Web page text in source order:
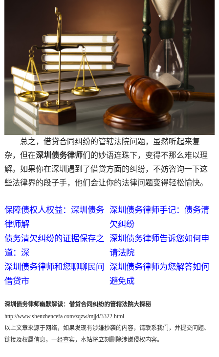
总之，借贷合同纠纷的管辖法院问题，虽然听起来复
杂，但在深圳债务律师们的妙语连珠下，变得不那么难以理
解。如果你在深圳遇到了借贷方面的纠纷，不妨咨询一下这
些法律界的段子手，他们会让你的法律问题变得轻松愉快。
保障债权人权益：深圳债务
律师解
深圳债务律师手记：债务清
欠纠纷
债务清欠纠纷的证据保存之
道：深
深圳债务律师告诉您如何申
请法院
深圳债务律师和您聊聊民间
借贷市
深圳债务律师为您解答如何
避免成
深圳债务律师幽默解读：借贷合同纠纷的管辖法院大探秘
http://www.shenzhencefa.com/zqzw/mjjd/3322.html
以上文章来源于网络，如果发现有涉嫌抄袭的内容，请联系我们，并提交问题、
链接及权属信息，一经查实，本站将立刻删除涉嫌侵权内容。